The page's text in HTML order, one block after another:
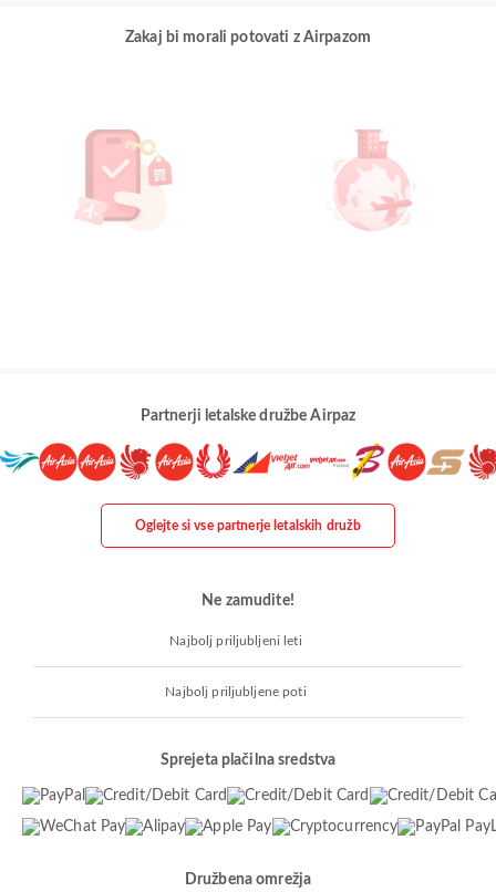
Zakaj bi morali potovati z Airpazom
Partnerji letalske družbe Airpaz
Oglejte si vse partnerje letalskih družb
Ne zamudite!
Najbolj priljubljeni leti
Najbolj priljubljene poti
Sprejeta plačilna sredstva
Družbena omrežja